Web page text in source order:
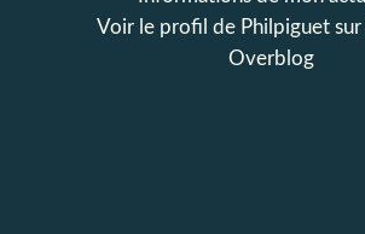
Voir le profil de Philpiguet sur
Overblog